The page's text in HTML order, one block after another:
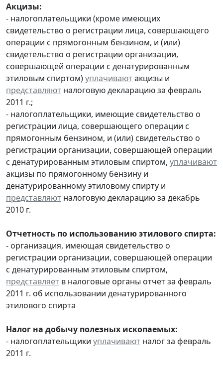
Акцизы:
- налогоплательщики (кроме имеющих
свидетельство о регистрации лица, совершающего
операции с прямогонным бензином, и (или)
свидетельство о регистрации организации,
совершающей операции с денатурированным
этиловым спиртом)уплачиваютакцизы и
представляют налоговую декларацию за февраль
2011 г.;
- налогоплательщики, имеющие свидетельство о
регистрации лица, совершающего операции с
прямогонным бензином, и (или) свидетельство о
регистрации организации, совершающей операции
с денатурированным этиловым спиртом, уплачивают
акцизы по прямогонному бензину и
денатурированному этиловому спирту и
представляют налоговую декларацию за декабрь
2010 г.
Отчетность по использованию этилового спирта:
- организация, имеющая свидетельство о
регистрации организации, совершающей операции
с денатурированным этиловым спиртом,
представляет в налоговые органы отчет за февраль
2011 г. об использовании денатурированного
этилового спирта
Налог на добычу полезных ископаемых:
- налогоплательщики уплачивают налог за февраль
2011 г.